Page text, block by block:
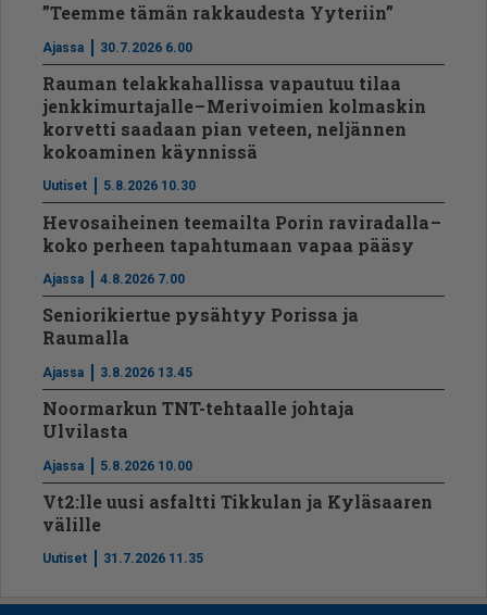
”Teemme tämän rakkaudesta Yyteriin”
Ajassa 30.7.2026 6.00
Rauman telakkahallissa vapautuu tilaa
jenkkimurtajalle – Merivoimien kolmaskin
korvetti saadaan pian veteen, neljännen
kokoaminen käynnissä
Uutiset 5.8.2026 10.30
Hevosaiheinen teemailta Porin raviradalla –
koko perheen tapahtumaan vapaa pääsy
Ajassa 4.8.2026 7.00
Seniorikiertue pysähtyy Porissa ja
Raumalla
Ajassa 3.8.2026 13.45
Noormarkun TNT-tehtaalle johtaja
Ulvilasta
Ajassa 5.8.2026 10.00
Vt2:lle uusi asfaltti Tikkulan ja Kyläsaaren
välille
Uutiset 31.7.2026 11.35